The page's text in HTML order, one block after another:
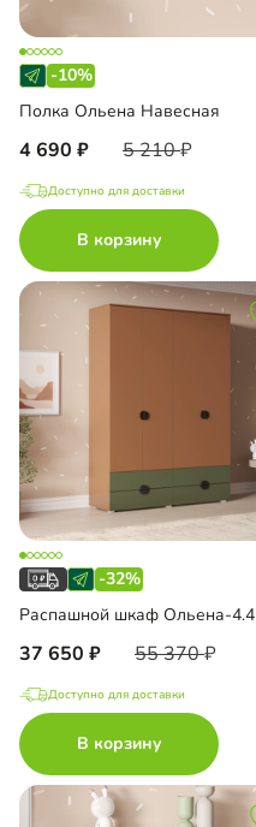
-10%
Полка Ольена Навесная
4 690 5 210
Доступно для доставки
В корзину
-32%
Распашной шкаф Ольена-4.4
37 650 55 370
Доступно для доставки
В корзину